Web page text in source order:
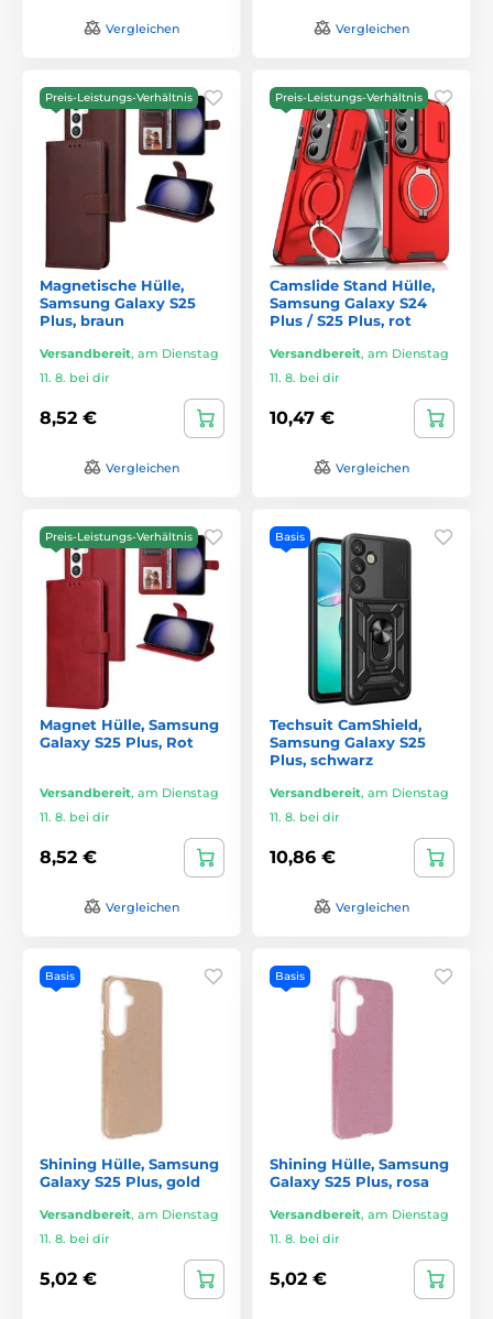
Vergleichen Vergleichen
Preis-Leistungs-Verhältnis
Magnetische Hülle,
Samsung Galaxy S25
Plus, braun
Versandbereit, am Dienstag
11. 8. bei dir
8,52 €
Vergleichen
Preis-Leistungs-Verhältnis
Camslide Stand Hülle,
Samsung Galaxy S24
Plus / S25 Plus, rot
Versandbereit, am Dienstag
11. 8. bei dir
10,47 €
Vergleichen
Preis-Leistungs-Verhältnis
Magnet Hülle, Samsung
Galaxy S25 Plus, Rot
Versandbereit, am Dienstag
11. 8. bei dir
8,52 €
Vergleichen
Basis
Techsuit CamShield,
Samsung Galaxy S25
Plus, schwarz
Versandbereit, am Dienstag
11. 8. bei dir
10,86 €
Vergleichen
Basis
Shining Hülle, Samsung
Galaxy S25 Plus, gold
Versandbereit, am Dienstag
11. 8. bei dir
5,02 €
Basis
Shining Hülle, Samsung
Galaxy S25 Plus, rosa
Versandbereit, am Dienstag
11. 8. bei dir
5,02 €